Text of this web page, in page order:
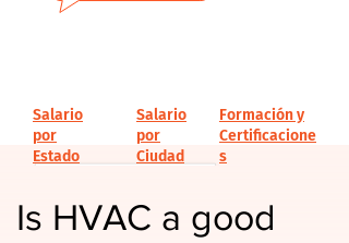
Is HVAC a good
Salario
por
Estado
Salario
por
Ciudad
Formación y
Certificacione
s